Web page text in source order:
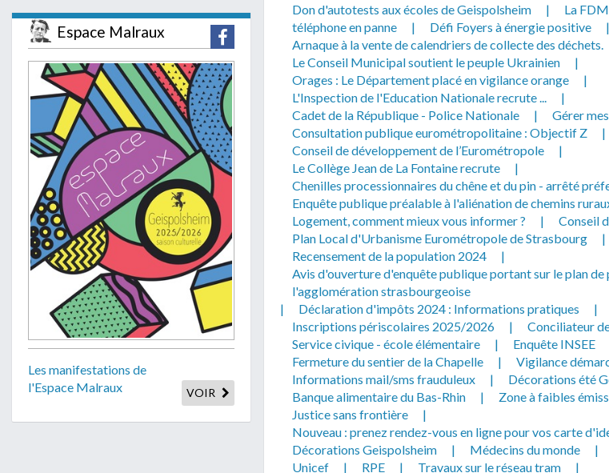
Don d'autotests aux écoles de Geispolsheim
| La
téléphone en panne
| Défi Foyers à énergie positive
|
Arnaque à la vente de calendriers de collecte des déchets.
Le Conseil Municipal soutient le peuple Ukrainien
|
Orages : Le Département placé en vigilance orange
|
L'Inspection de l'Education Nationale recrute ...
|
Cadet de la République - Police Nationale
| Gérer
Consultation publique eurométropolitaine : Objectif Z
|
Conseil de développement de l’Eurométropole
|
Le Collège Jean de La Fontaine recrute
|
Chenilles processionnaires du chêne et du pin - arrêté
Enquête publique préalable à l'aliénation de chemins
Logement, comment mieux vous informer ?
| Conseil
Plan Local d'Urbanisme Eurométropole de Strasbourg
|
Recensement de la population 2024
|
Avis d'ouverture d'enquête publique portant sur le plan
l'agglomération strasbourgeoise
|
Déclaration d'impôts 2024 : Informations pratiques |
Inscriptions périscolaires 2025/2026
| Conciliateur
Service civique - école élémentaire
| Enquête INSEE
Fermeture du sentier de la Chapelle
| Vigilance
Informations mail/sms frauduleux
| Décorations été
Banque alimentaire du Bas-Rhin
| Zone à faibles
Justice sans frontière
|
Nouveau : prenez rendez-vous en ligne pour vos carte
Décorations Geispolsheim
| Médecins du monde |
Unicef
| RPE | Travaux sur le réseau tram
|
Espace Malraux
Les manifestations de
l'Espace Malraux
VOIR